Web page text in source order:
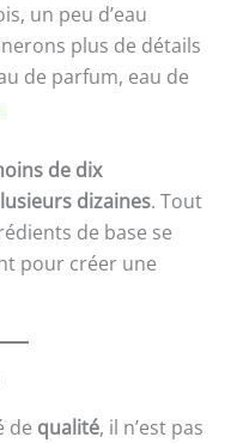
un peu d’eau
plus de détails
de parfum, eau de
de dix
dizaines. Tout
de base se
pour créer une
de qualité, il n’est pas